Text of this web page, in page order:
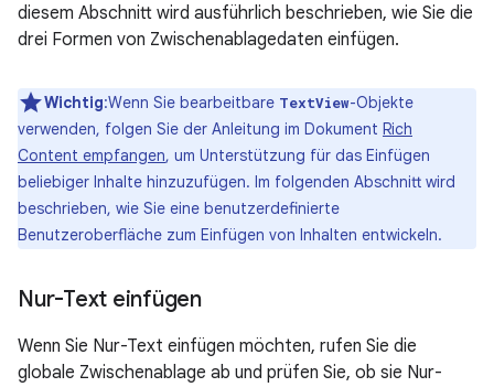
diesem Abschnitt wird ausführlich beschrieben, wie Sie die
drei Formen von Zwischenablagedaten einfügen.
Wichtig:Wenn Sie bearbeitbare TextView-Objekte
verwenden, folgen Sie der Anleitung im Dokument Rich
Content empfangen, um Unterstützung für das Einfügen
beliebiger Inhalte hinzuzufügen. Im folgenden Abschnitt wird
beschrieben, wie Sie eine benutzerdefinierte
Benutzeroberfläche zum Einfügen von Inhalten entwickeln.
Nur-Text einfügen
Wenn Sie Nur-Text einfügen möchten, rufen Sie die
globale Zwischenablage ab und prüfen Sie, ob sie Nur-